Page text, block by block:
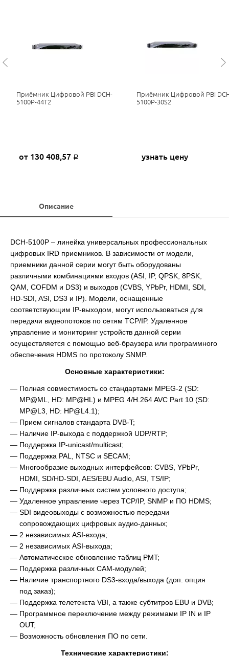
Приёмник Цифровой PBI DCH-
5100P-44T2
от 130 408,57 Р
Приёмник Цифровой PBI
5100P-30S2
узнать цену
Описание
DCH-5100P – линейка универсальных профессиональных
цифровых IRD приемников. В зависимости от модели,
приемники данной серии могут быть оборудованы
различными комбинациями входов (ASI, IP, QPSK, 8PSK,
QAM, COFDM и DS3) и выходов (CVBS, YPbPr, HDMI, SDI,
HD-SDI, ASI, DS3 и IP). Модели, оснащенные
соответствующим IP-выходом, могут использоваться для
передачи видеопотоков по сетям TCP/IP. Удаленное
управление и мониторинг устройств данной серии
осуществляется с помощью веб-браузера или программного
обеспечения HDMS по протоколу SNMP.
Основные характеристики:
Полная совместимость со стандартами MPEG-2 (SD:
MP@ML, HD: MP@HL) и MPEG 4/H.264 AVC Part 10 (SD:
MP@L3, HD: HP@L4.1);
Прием сигналов стандарта DVB-T;
Наличие IP-выхода с поддержкой UDP/RTP;
Поддержка IP-unicast/multicast;
Поддержка PAL, NTSC и SECAM;
Многообразие выходных интерфейсов: CVBS, YPbPr,
HDMI, SD/HD-SDI, AES/EBU Audio, ASI, TS/IP;
Поддержка различных систем условного доступа;
Удаленное управление через TCP/IP, SNMP и ПО HDMS;
SDI видеовыходы с возможностью передачи
сопровождающих цифровых аудио-данных;
2 независимых ASI-входа;
2 независимых ASI-выхода;
Автоматическое обновление таблиц PMT;
Поддержка различных CAM-модулей;
Наличие транспортного DS3-входа/выхода (доп. опция
под заказ);
Поддержка телетекста VBI, а также субтитров EBU и DVB;
Программное переключение между режимами IP IN и IP
OUT;
Возможность обновления ПО по сети.
Технические характеристики: